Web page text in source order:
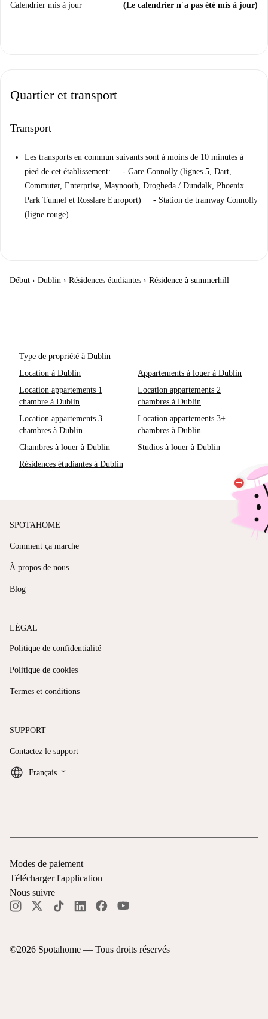
Calendrier mis à jour (Le calendrier n´a pas été mis à jour)
Quartier et transport
Transport
Les transports en commun suivants sont à moins de 10 minutes à
pied de cet établissement: - Gare Connolly (lignes 5, Dart,
Commuter, Enterprise, Maynooth, Drogheda / Dundalk, Phoenix
Park Tunnel et Rosslare Europort) - Station de tramway Connolly
(ligne rouge)
Début › Dublin › Résidences étudiantes › Résidence à summerhill
Type de propriété à Dublin
Location à Dublin
Appartements à louer à Dublin
Location appartements 1
chambre à Dublin
Location appartements 2
chambres à Dublin
Location appartements 3
chambres à Dublin
Location appartements 3+
chambres à Dublin
Chambres à louer à Dublin
Studios à louer à Dublin
Résidences étudiantes à Dublin
SPOTAHOME
Comment ça marche
À propos de nous
Blog
LÉGAL
Politique de confidentialité
Politique de cookies
Termes et conditions
SUPPORT
Contactez le support
Français keyboard_arrow_down
©2026 Spotahome — Tous droits réservés
Modes de paiement
Télécharger l'application
Nous suivre